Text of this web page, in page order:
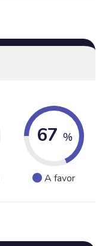
67 %
A favor